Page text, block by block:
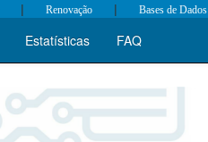
| Renovação | Bases de Dados
Estatísticas FAQ